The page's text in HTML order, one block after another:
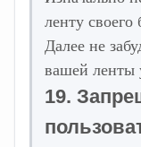
ленту
Далее не
вашей
19.